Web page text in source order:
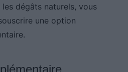
dégâts naturels, vous
une option